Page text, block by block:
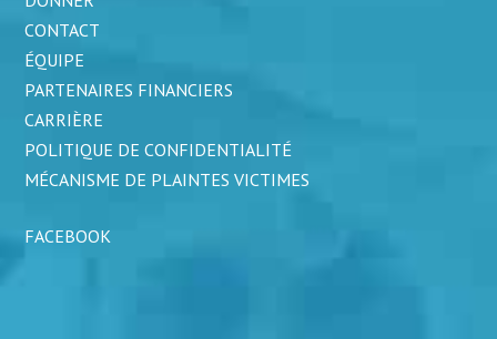
CONTACT
ÉQUIPE
PARTENAIRES FINANCIERS
CARRIÈRE
POLITIQUE DE CONFIDENTIALITÉ
MÉCANISME DE PLAINTES VICTIMES
FACEBOOK